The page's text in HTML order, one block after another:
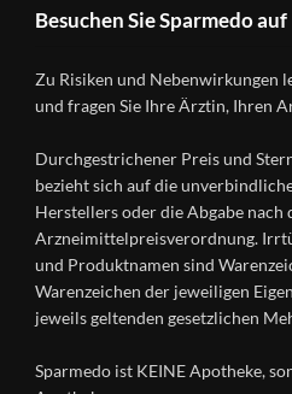
Kontakt
Datenschutz
Nutzungsbedingungen
Produkte
A-
Ratgeber
Wirkstoffe
Gesundheitsmagazin
&
Händlerlogin
Besuchen Sie Sparmedo auf
Instagram
Zu Risiken und Nebenwirkungen
und fragen Sie Ihre Ärztin, Ihren
Durchgestrichener Preis und
bezieht sich auf die
Herstellers oder die Abgabe nach
Arzneimittelpreisverordnung.
und Produktnamen sind
Warenzeichen der jeweiligen
jeweils geltenden gesetzlichen
Sparmedo ist KEINE Apotheke,